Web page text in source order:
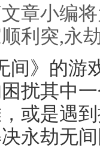
章小编
利突,永
间》的游
扰其中
或是遇
永劫无